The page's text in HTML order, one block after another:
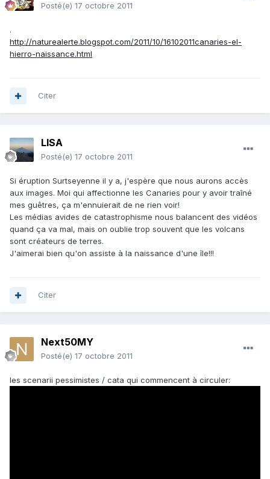
Posté(e) 17 octobre 2011
.
http://naturealerte.blogspot.com/2011/10/16102011canaries-el-
hierro-naissance.html
Citer
LISA
Posté(e) 17 octobre 2011
Si éruption Surtseyenne il y a, j'espère que nous aurons accès
aux images. Moi qui affectionne les Canaries pour y avoir traîné
mes guêtres, ça m'ennuierait de ne rien voir!
Les médias avides de catastrophisme nous balancent des vidéos
quand ça va mal, mais on oublie trop souvent que les volcans
sont créateurs de terres.
J'aimerai bien qu'on assiste à la naissance d'une île!!!
Citer
Next50MY
Posté(e) 17 octobre 2011
les scenarii pessimistes / cata qui commencent à circuler: